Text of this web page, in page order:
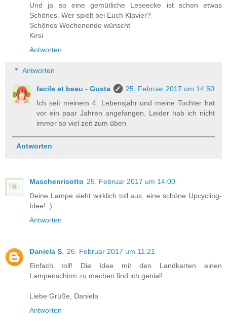
Und ja so eine gemütliche Leseecke ist schon etwas
Schönes. Wer spielt bei Euch Klavier?
Schönes Wochenende wünscht
Kirsi
Antworten
Antworten
facile et beau - Gusta
25. Februar 2017 um 14:50
Ich seit meinem 4. Lebensjahr und meine Tochter hat
vor ein paar Jahren angefangen. Leider hab ich nicht
immer so viel zeit zum üben
Antworten
Maschenrisotto 25. Februar 2017 um 14:00
Deine Lampe sieht wirklich toll aus, eine schöne Upcycling-
Idee! :)
Antworten
Daniela S. 26. Februar 2017 um 11:21
Einfach toll! Die Idee mit den Landkarten einen
Lampenschirm zu machen find ich genial!
Liebe Grüße, Daniela
Antworten